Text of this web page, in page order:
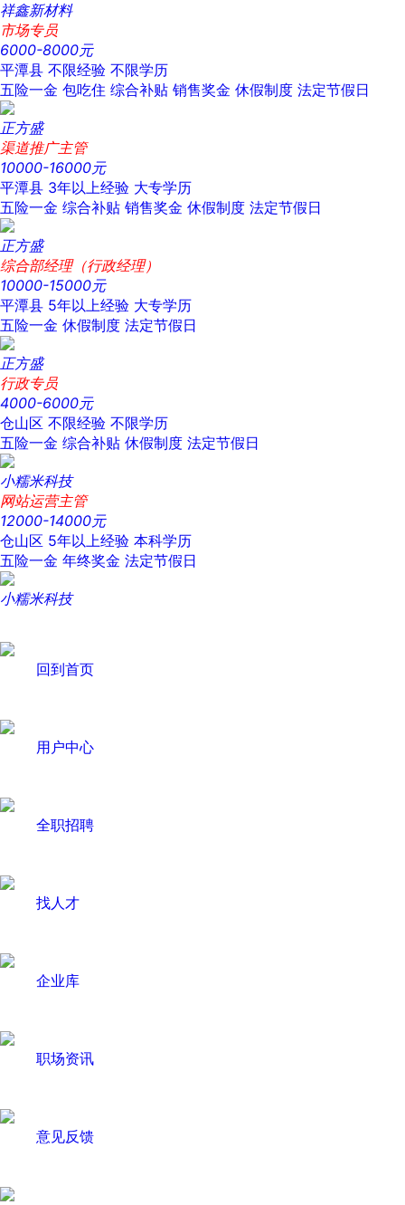
祥鑫新材料
市场专员
6000-8000元
平潭县 不限经验 不限学历
五险一金 包吃住 综合补贴 销售奖金 休假制度 法定节假日
正方盛
渠道推广主管
10000-16000元
平潭县 3年以上经验 大专学历
五险一金 综合补贴 销售奖金 休假制度 法定节假日
正方盛
综合部经理（行政经理）
10000-15000元
平潭县 5年以上经验 大专学历
五险一金 休假制度 法定节假日
正方盛
行政专员
4000-6000元
仓山区 不限经验 不限学历
五险一金 综合补贴 休假制度 法定节假日
小糯米科技
网站运营主管
12000-14000元
仓山区 5年以上经验 本科学历
五险一金 年终奖金 法定节假日
小糯米科技
回到首页
用户中心
全职招聘
找人才
企业库
职场资讯
意见反馈